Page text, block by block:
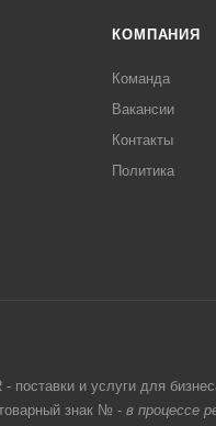
КОМПАНИЯ
Команда
Вакансии
Контакты
Политика
- поставки и услуги для
знак № - в процессе